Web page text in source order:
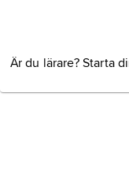
Är du lärare? Starta